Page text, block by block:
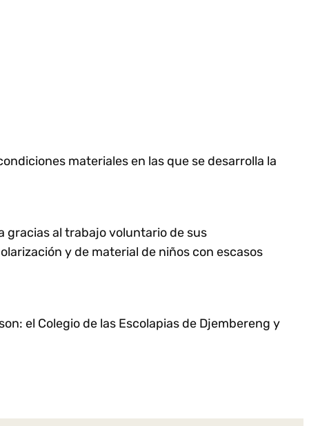
materiales en las que se desarrolla la
gracias al trabajo voluntario de sus
y de material de niños con escasos
el Colegio de las Escolapias de Djembereng y